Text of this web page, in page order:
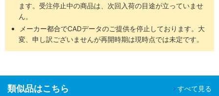
ます。受注停止中の商品は、次回入荷の目途が立っていませ
ん。
メーカー都合でCADデータのご提供を停止しております。大
変、申し訳ございませんが再開時期は現時点では未定です。
類似品はこちら すべて見る